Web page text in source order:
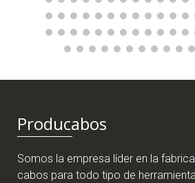
Producabos
Somos la empresa líder en la
cabos para todo tipo de